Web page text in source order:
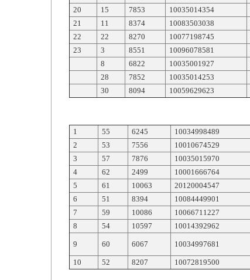
20
15 7853 10035014354
21
11 8374 10083503038
22
22 8270 10077198745
23
3 8551 10096078581
8
6822 10035001927
28
7852 10035014253
30
8094 10059629623
1 55 6245 10034998489
2
53 7556 10010674529
3
57 7876 10035015970
4
62 2499 10001666764
5
61 10063 20120004547
6
51 8394 10084449901
7
59 10086 10066711227
8
54 10597 10014392962
9 60 6067 10034997681
10 52 8207 10072819500